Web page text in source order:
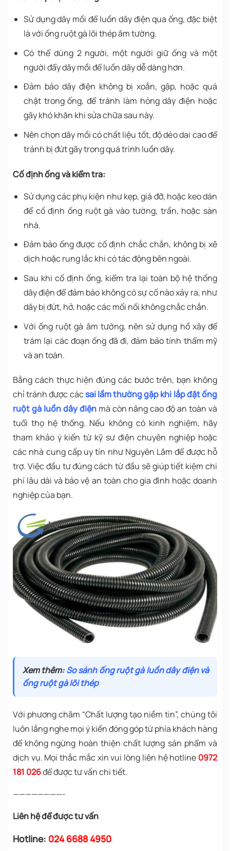
Sử dụng dây mồi để luồn dây điện qua ống, đặc biệt
là với ống ruột gà lõi thép âm tường.
Có thể dùng 2 người, một người giữ ống và một
người đẩy dây mồi để luồn dây dễ dàng hơn.
Đảm bảo dây điện không bị xoắn, gập, hoặc quá
chật trong ống, để tránh làm hỏng dây điện hoặc
gây khó khăn khi sửa chữa sau này.
Nên chọn dây mồi có chất liệu tốt, độ dẻo dai cao để
tránh bị đứt gãy trong quá trình luồn dây.
Cố định ống và kiểm tra:
Sử dụng các phụ kiện như kẹp, giá đỡ, hoặc keo dán
để cố định ống ruột gà vào tường, trần, hoặc sàn
nhà.
Đảm bảo ống được cố định chắc chắn, không bị xê
dịch hoặc rung lắc khi có tác động bên ngoài.
Sau khi cố định ống, kiểm tra lại toàn bộ hệ thống
dây điện để đảm bảo không có sự cố nào xảy ra, như
dây bị đứt, hở, hoặc các mối nối không chắc chắn.
Với ống ruột gà âm tường, nên sử dụng hồ xây để
trám lại các đoạn ống đã đi, đảm bảo tính thẩm mỹ
và an toàn.
Bằng cách thực hiện đúng các bước trên, bạn không
chỉ tránh được cácsai lầm thường gặp khi lắp đặt ống
ruột gà luồn dây điệnmà còn nâng cao độ an toàn và
tuổi thọ hệ thống. Nếu không có kinh nghiệm, hãy
tham khảo ý kiến từ kỹ sư điện chuyên nghiệp hoặc
các nhà cung cấp uy tín như Nguyên Lâm để được hỗ
trợ. Việc đầu tư đúng cách từ đầu sẽ giúp tiết kiệm chi
phí lâu dài và bảo vệ an toàn cho gia đình hoặc doanh
nghiệp của bạn.
Xem thêm:So sánh ống ruột gà luồn dây điện và
ống ruột gà lõi thép
Với phương châm “Chất lượng tạo niềm tin”, chúng tôi
luôn lắng nghe mọi ý kiến đóng góp từ phía khách hàng
để không ngừng hoàn thiện chất lượng sản phẩm và
dịch vụ. Mọi thắc mắc xin vui lòng liên hệ hotline 0972
181 026để được tư vấn chi tiết.
————————-
Liên hệ để được tư vấn
Hotline: 024 6688 4950